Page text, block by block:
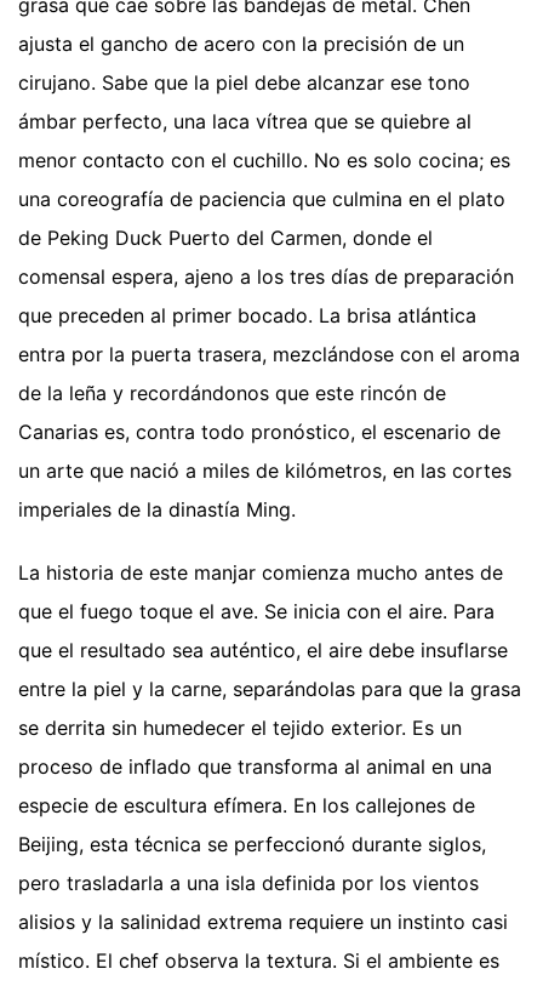
grasa que cae sobre las bandejas de metal. Chen
ajusta el gancho de acero con la precisión de un
cirujano. Sabe que la piel debe alcanzar ese tono
ámbar perfecto, una laca vítrea que se quiebre al
menor contacto con el cuchillo. No es solo cocina; es
una coreografía de paciencia que culmina en el plato
de Peking Duck Puerto del Carmen, donde el
comensal espera, ajeno a los tres días de preparación
que preceden al primer bocado. La brisa atlántica
entra por la puerta trasera, mezclándose con el aroma
de la leña y recordándonos que este rincón de
Canarias es, contra todo pronóstico, el escenario de
un arte que nació a miles de kilómetros, en las cortes
imperiales de la dinastía Ming.
La historia de este manjar comienza mucho antes de
que el fuego toque el ave. Se inicia con el aire. Para
que el resultado sea auténtico, el aire debe insuflarse
entre la piel y la carne, separándolas para que la grasa
se derrita sin humedecer el tejido exterior. Es un
proceso de inflado que transforma al animal en una
especie de escultura efímera. En los callejones de
Beijing, esta técnica se perfeccionó durante siglos,
pero trasladarla a una isla definida por los vientos
alisios y la salinidad extrema requiere un instinto casi
místico. El chef observa la textura. Si el ambiente es